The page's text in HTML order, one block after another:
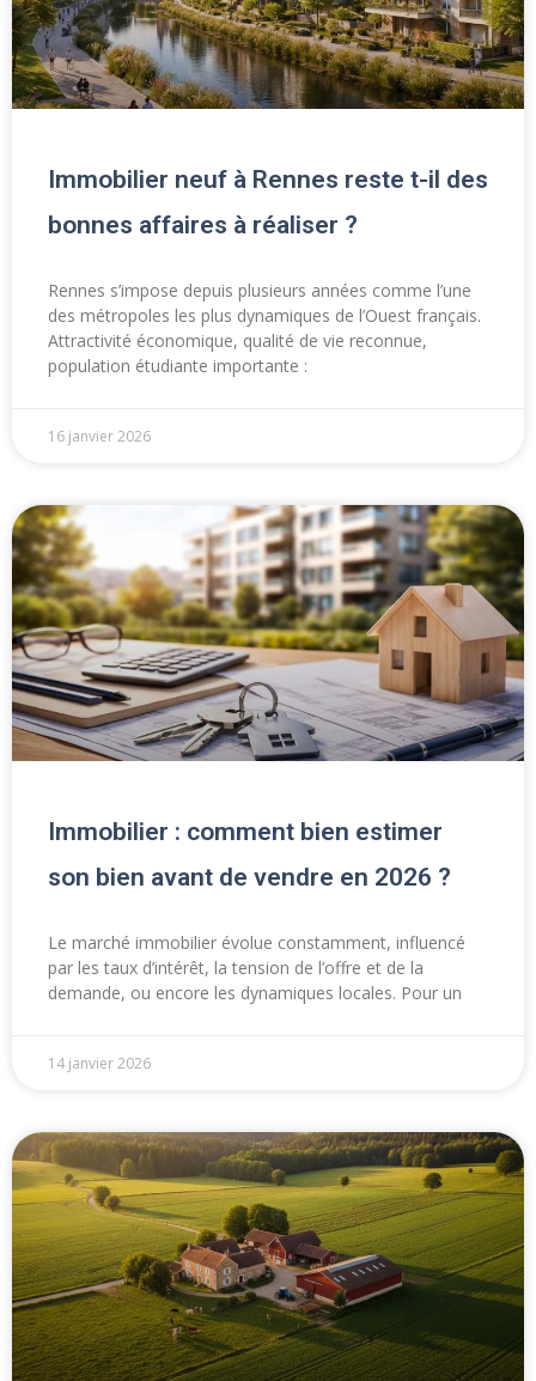
Immobilier neuf à Rennes reste t-il des
bonnes affaires à réaliser ?
Rennes s’impose depuis plusieurs années comme l’une
des métropoles les plus dynamiques de l’Ouest français.
Attractivité économique, qualité de vie reconnue,
population étudiante importante :
16 janvier 2026
Immobilier : comment bien estimer
son bien avant de vendre en 2026 ?
Le marché immobilier évolue constamment, influencé
par les taux d’intérêt, la tension de l’offre et de la
demande, ou encore les dynamiques locales. Pour un
14 janvier 2026